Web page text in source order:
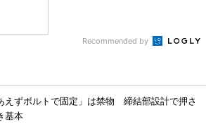
Recommended by
えずボルトで固定」は禁物 締結部設計で押さ
基本